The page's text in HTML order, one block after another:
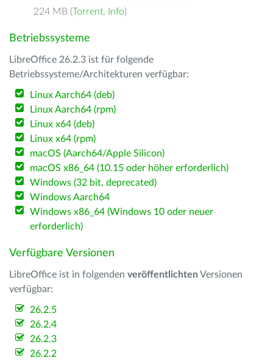
224 MB (Torrent, Info)
Betriebssysteme
LibreOffice 26.2.3 ist für folgende
Betriebssysteme/Architekturen verfügbar:
Linux Aarch64 (deb)
Linux Aarch64 (rpm)
Linux x64 (deb)
Linux x64 (rpm)
macOS (Aarch64/Apple Silicon)
macOS x86_64 (10.15 oder höher erforderlich)
Windows (32 bit, deprecated)
Windows Aarch64
Windows x86_64 (Windows 10 oder neuer
erforderlich)
Verfügbare Versionen
LibreOffice ist in folgenden veröffentlichten Versionen
verfügbar:
26.2.5
26.2.4
26.2.3
26.2.2